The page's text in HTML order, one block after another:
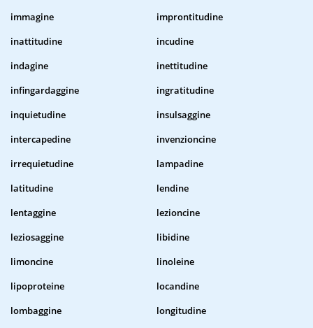
immagine
improntitudine
inattitudine
incudine
indagine
inettitudine
infingardaggine
ingratitudine
inquietudine
insulsaggine
intercapedine
invenzioncine
irrequietudine
lampadine
latitudine
lendine
lentaggine
lezioncine
leziosaggine
libidine
limoncine
linoleine
lipoproteine
locandine
lombaggine
longitudine